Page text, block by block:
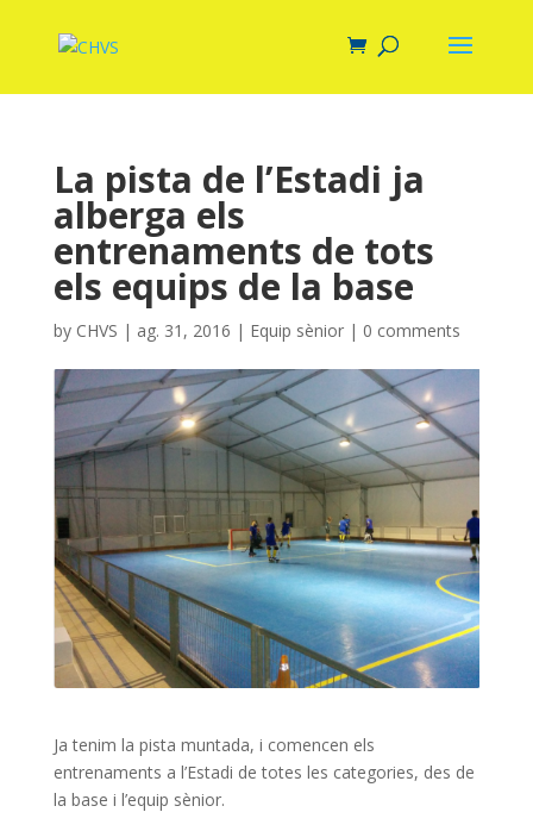
La pista de l’Estadi ja
alberga els
entrenaments de tots
els equips de la base
by CHVS | ag. 31, 2016 | Equip sènior| 0 comments
Ja tenim la pista muntada, i comencen els
entrenaments a l’Estadi de totes les categories, des de
la base i l’equip sènior.